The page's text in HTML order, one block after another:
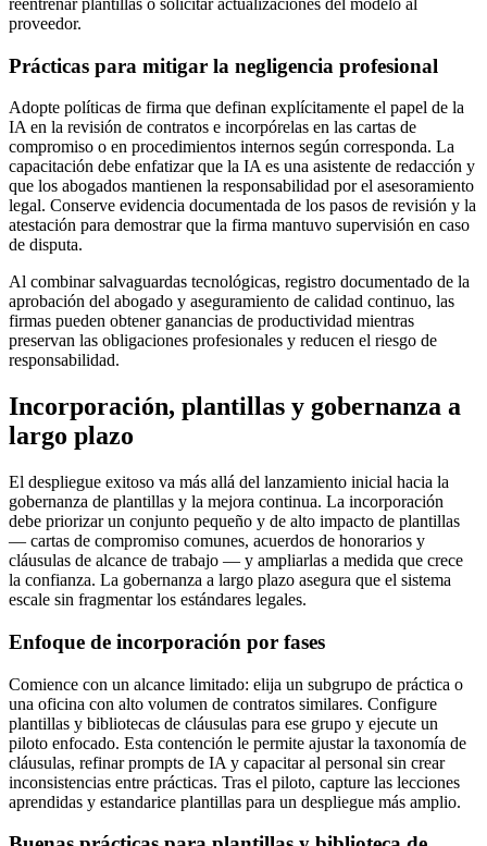
proveedor.
Prácticas para mitigar la negligencia profesional
Adopte políticas de firma que definan explícitamente el papel de la
IA en la revisión de contratos e incorpórelas en las cartas de
compromiso o en procedimientos internos según corresponda. La
capacitación debe enfatizar que la IA es una asistente de redacción y
que los abogados mantienen la responsabilidad por el asesoramiento
legal. Conserve evidencia documentada de los pasos de revisión y la
atestación para demostrar que la firma mantuvo supervisión en caso
de disputa.
Al combinar salvaguardas tecnológicas, registro documentado de la
aprobación del abogado y aseguramiento de calidad continuo, las
firmas pueden obtener ganancias de productividad mientras
preservan las obligaciones profesionales y reducen el riesgo de
responsabilidad.
Incorporación, plantillas y gobernanza a
largo plazo
El despliegue exitoso va más allá del lanzamiento inicial hacia la
gobernanza de plantillas y la mejora continua. La incorporación
debe priorizar un conjunto pequeño y de alto impacto de plantillas
— cartas de compromiso comunes, acuerdos de honorarios y
cláusulas de alcance de trabajo — y ampliarlas a medida que crece
la confianza. La gobernanza a largo plazo asegura que el sistema
escale sin fragmentar los estándares legales.
Enfoque de incorporación por fases
Comience con un alcance limitado: elija un subgrupo de práctica o
una oficina con alto volumen de contratos similares. Configure
plantillas y bibliotecas de cláusulas para ese grupo y ejecute un
piloto enfocado. Esta contención le permite ajustar la taxonomía de
cláusulas, refinar prompts de IA y capacitar al personal sin crear
inconsistencias entre prácticas. Tras el piloto, capture las lecciones
aprendidas y estandarice plantillas para un despliegue más amplio.